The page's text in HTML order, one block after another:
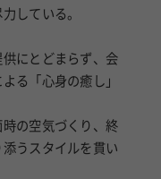
している。
にとどまらず、会
る「心身の癒し」
の空気づくり、終
うスタイルを貫い